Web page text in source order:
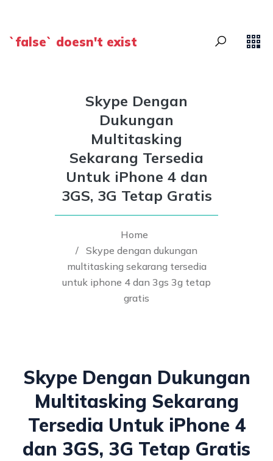
`false` doesn't exist
Skype Dengan
Dukungan
Multitasking
Sekarang Tersedia
Untuk iPhone 4 dan
3GS, 3G Tetap Gratis
Home
/ Skype dengan dukungan
multitasking sekarang tersedia
untuk iphone 4 dan 3gs 3g tetap
gratis
Skype Dengan Dukungan
Multitasking Sekarang
Tersedia Untuk iPhone 4
dan 3GS, 3G Tetap Gratis